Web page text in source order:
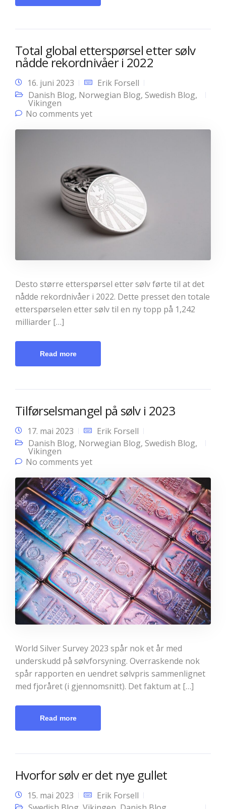
Total global etterspørsel etter sølv
nådde rekordnivåer i 2022
16. juni 2023
Erik Forsell
Danish Blog, Norwegian Blog, Swedish Blog,
Vikingen
No comments yet
Desto større etterspørsel etter sølv førte til at det
nådde rekordnivåer i 2022. Dette presset den totale
etterspørselen etter sølv til en ny topp på 1,242
milliarder […]
Read more
Tilførselsmangel på sølv i 2023
17. mai 2023
Erik Forsell
Danish Blog, Norwegian Blog, Swedish Blog,
Vikingen
No comments yet
World Silver Survey 2023 spår nok et år med
underskudd på sølvforsyning. Overraskende nok
spår rapporten en uendret sølvpris sammenlignet
med fjoråret (i gjennomsnitt). Det faktum at […]
Read more
Hvorfor sølv er det nye gullet
15. mai 2023
Erik Forsell